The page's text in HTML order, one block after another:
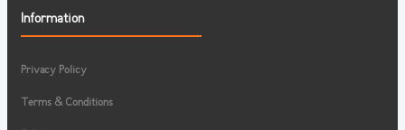
Information
Privacy Policy
Terms & Conditions